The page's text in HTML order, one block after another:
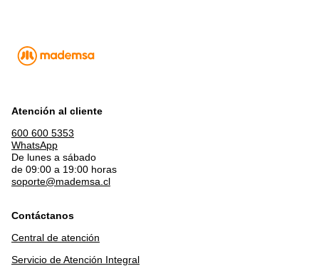
Atención al cliente
600 600 5353
WhatsApp
De lunes a sábado
de 09:00 a 19:00 horas
soporte@mademsa.cl
Contáctanos
Central de atención
Servicio de Atención Integral